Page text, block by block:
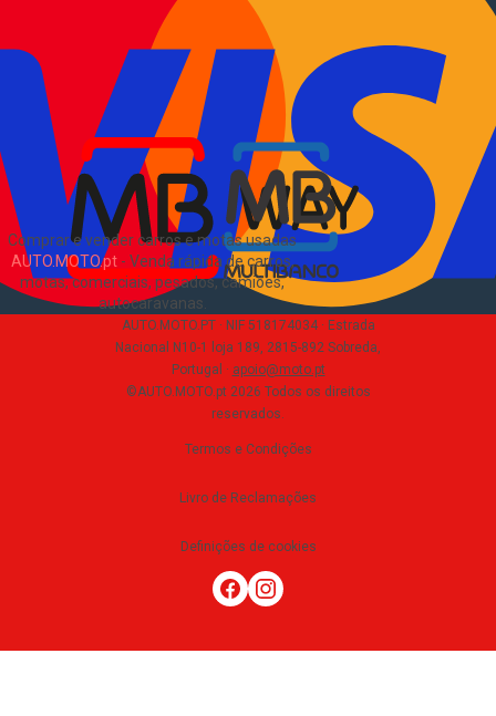
Comprar e vender carros e motas usadas
AUTO.MOTO.pt- Venda rápida de carros,
motas, comerciais, pesados, camiões,
autocaravanas.
Como comprar e vender
Pacotes de anúncios
Verificar VIN e matrícula
Sitemap
EN
Sobre Nós
AUTO.MOTO.PT · NIF 518174034 · Estrada
Nacional N10-1 loja 189, 2815-892 Sobreda,
Portugal · apoio@moto.pt
©AUTO.MOTO.pt 2026 Todos os direitos
reservados.
Termos e Condições
Livro de Reclamações
Definições de cookies